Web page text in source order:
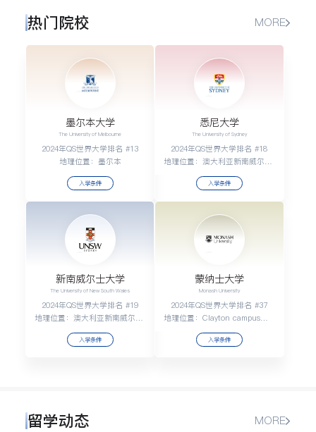
热门院校 MORE
墨尔本大学
The University of Melbourne
2024年QS世界大学排名 #13
地理位置：墨尔本
入学条件
悉尼大学
The University of Sydney
2024年QS世界大学排名 #18
地理位置：澳大利亚新南威尔士州悉尼
入学条件
新南威尔士大学
The University of New South Wales
2024年QS世界大学排名 #19
地理位置：澳大利亚新南威尔士州悉尼肯辛顿2052号
入学条件
蒙纳士大学
Monash University
2024年QS世界大学排名 #37
地理位置：Clayton campus：20km south-east of Melbourne
入学条件
留学动态
MORE